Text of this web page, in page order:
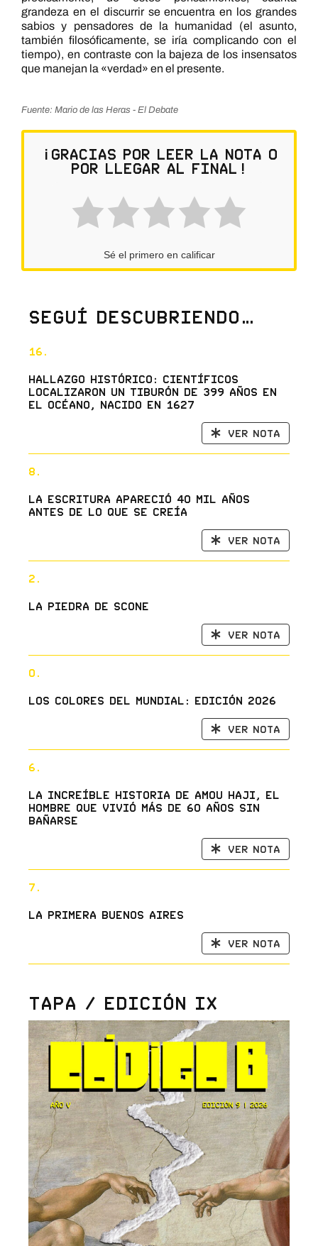
grandeza en el discurrir se encuentra en los grandes
sabios y pensadores de la humanidad (el asunto,
también filosóficamente, se iría complicando con el
tiempo), en contraste con la bajeza de los insensatos
que manejan la «verdad» en el presente.
Fuente: Mario de las Heras - El Debate
¡Gracias por leer la nota o
por llegar al final!
Sé el primero en calificar
Seguí descubriendo…
16.
Hallazgo histórico: científicos
localizaron un tiburón de 399 años en
el océano, nacido en 1627
Ver nota
8.
La escritura apareció 40 mil años
antes de lo que se creía
Ver nota
2.
La Piedra de Scone
Ver nota
0.
Los Colores del Mundial: Edición 2026
Ver nota
6.
La increíble historia de Amou Haji, el
hombre que vivió más de 60 años sin
bañarse
Ver nota
7.
La primera Buenos Aires
Ver nota
Tapa / Edición IX